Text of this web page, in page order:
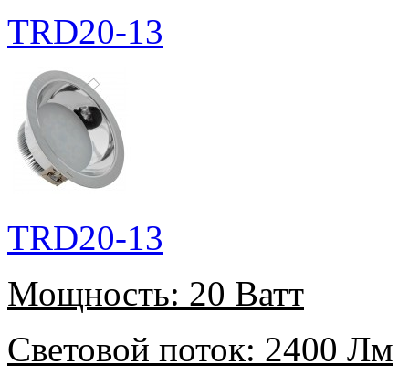
TRD20-13
TRD20-13
Мощность: 20 Ватт
Световой поток: 2400 Лм